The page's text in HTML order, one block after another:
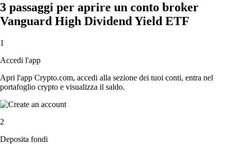
3 passaggi per aprire un conto broker
Vanguard High Dividend Yield ETF
1
Accedi l'app
Apri l'app Crypto.com, accedi alla sezione dei tuoi conti, entra nel
portafoglio crypto e visualizza il saldo.
2
Deposita fondi